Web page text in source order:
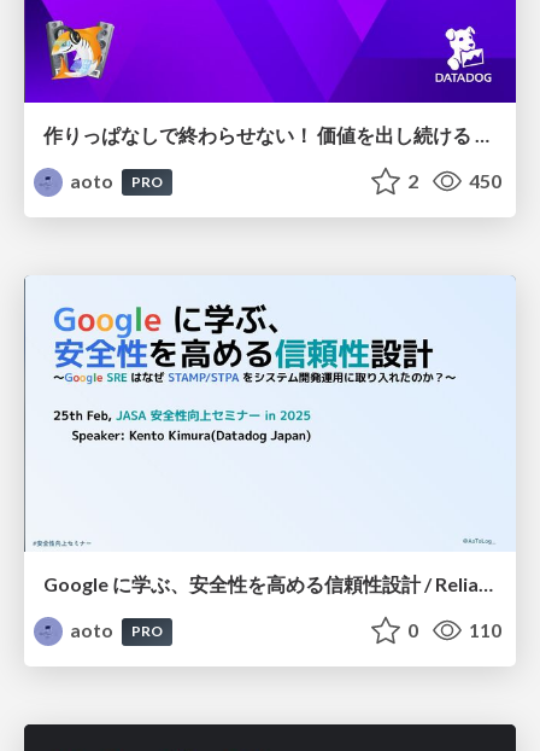
作りっぱなしで終わらせない！ 価値を出し続ける AI エージェントのための「信頼性」設計 / Designing Reliability for AI Agents that Deliver Continuous Value
aoto
PRO 2 450
Google に学ぶ、安全性を高める信頼性設計 / Reliability Design for Enhanced Safety: Lessons from Google SRE
aoto
PRO 0 110